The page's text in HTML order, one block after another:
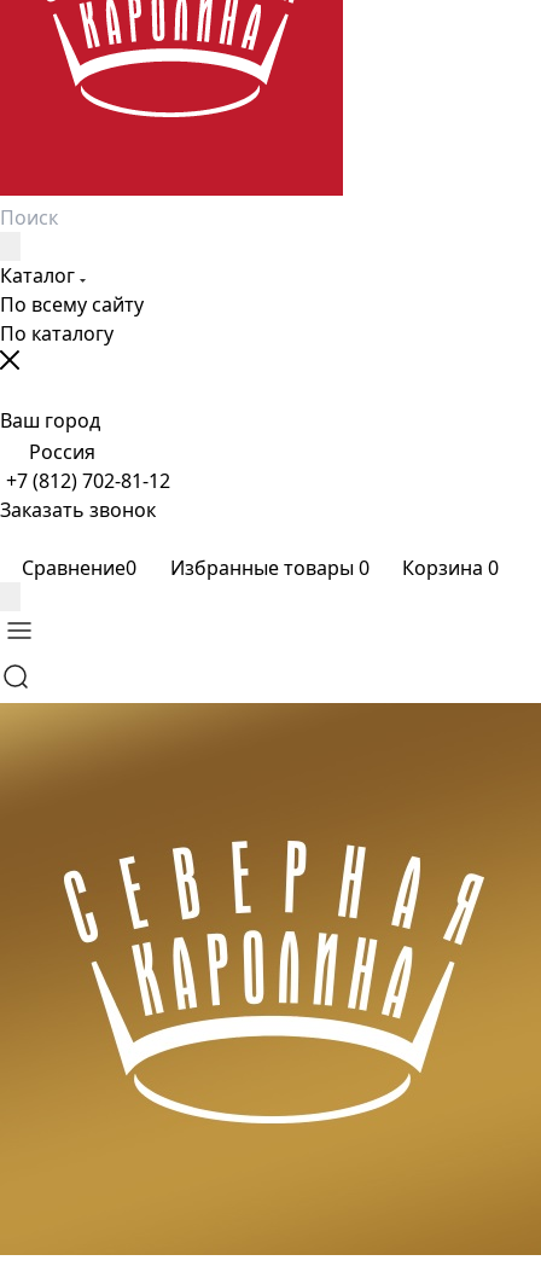
Каталог
По всему сайту
По каталогу
Ваш город
Россия
+7 (812) 702-81-12
Заказать звонок
Сравнение0 Избранные товары0 Корзина 0